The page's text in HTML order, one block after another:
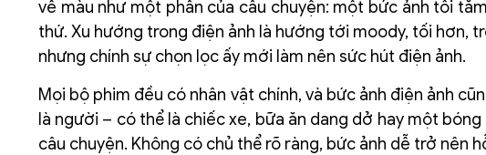
về màu như một phần của câu chuyện: một bức ảnh tối
thứ. Xu hướng trong điện ảnh là hướng tới moody, tối hơn,
nhưng chính sự chọn lọc ấy mới làm nên sức hút điện ảnh.
Mọi bộ phim đều có nhân vật chính, và bức ảnh điện ảnh
là người – có thể là chiếc xe, bữa ăn dang dở hay một
câu chuyện. Không có chủ thể rõ ràng, bức ảnh dễ trở nên